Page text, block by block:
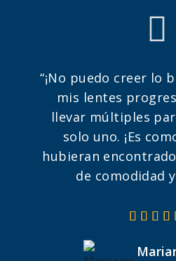
“¡No puedo creer lo
mis lentes
llevar múltiples
solo uno. ¡Es
hubieran
de comodidad